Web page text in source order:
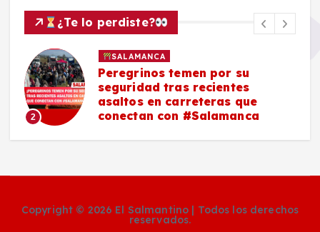
¿Te lo perdiste?
2
SALAMANCA
Peregrinos temen por su
seguridad tras recientes
asaltos en carreteras que
conectan con #Salamanca
Copyright © 2026 El Salmantino | Todos los derechos
reservados.